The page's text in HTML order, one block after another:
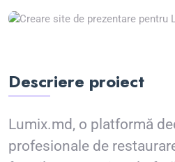
Descriere proiect
Lumix.md, o platformă
profesionale de